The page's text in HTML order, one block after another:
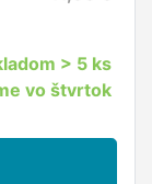
> 5 ks
vo štvrtok